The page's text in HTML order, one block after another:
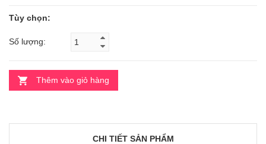
Tùy chọn:
Số lượng:
Thêm vào giỏ hàng
CHI TIẾT SẢN PHẨM